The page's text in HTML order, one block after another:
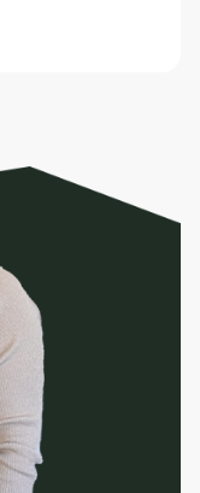
om 12.00 uur.
met een vanaf
u een bod
Dit
informatie kunt
Tevens als u
ons terecht.